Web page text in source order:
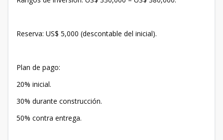
Reserva: US$ 5,000 (descontable del inicial).
Plan de pago:
20% inicial.
30% durante construcción.
50% contra entrega.